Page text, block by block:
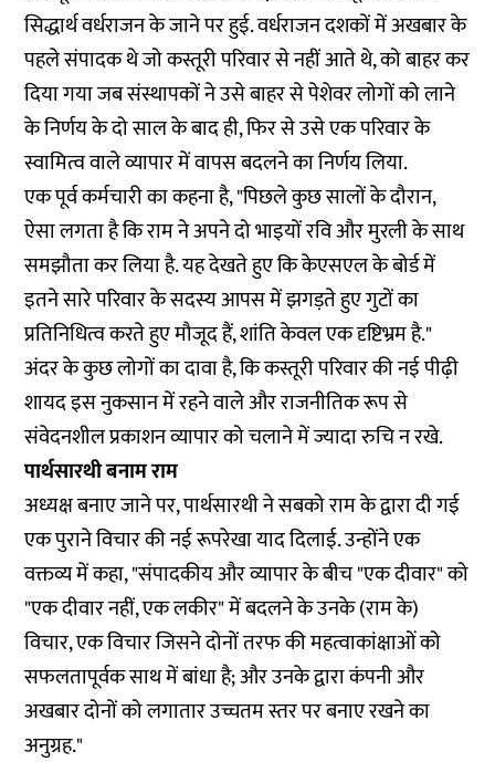
सिद्धार्थ वर्धराजनके जाने पर हुई. वर्धराजन दशकों में अखबार के
पहले संपादक थे जो कस्तूरी परिवार से नहीं आते थे, को बाहर कर
दिया गया जब संस्थापकों ने उसे बाहर से पेशेवर लोगों को लाने
के निर्णय के दो साल के बाद ही, फिर से उसे एक परिवार के
स्वामित्व वाले व्यापार में वापस बदलने का निर्णय लिया.
एक पूर्व कर्मचारी का कहना है, "पिछले कुछ सालों के दौरान,
ऐसा लगता है कि राम ने अपने दो भाइयों रवि और मुरली के साथ
समझौता कर लिया है. यह देखते हुए कि केएसएल के बोर्ड में
इतने सारे परिवार के सदस्य आपस में झगड़ते हुए गुटों का
प्रतिनिधित्व करते हुए मौजूद हैं, शांति केवल एक दृष्टिभ्रम है."
अंदर के कुछ लोगों का दावा है, कि कस्तूरी परिवार की नई पीढ़ी
शायद इस नुकसान में रहने वाले और राजनीतिक रूप से
संवेदनशील प्रकाशन व्यापार को चलाने में ज्यादा रुचि न रखे.
पार्थसारथी बनाम राम
अध्यक्ष बनाए जाने पर, पार्थसारथी ने सबको राम के द्वारा दी गई
एक पुराने विचार की नई रूपरेखा याद दिलाई. उन्होंने एक
वक्तव्य में कहा, "संपादकीय और व्यापार के बीच "एक दीवार" को
"एक दीवार नहीं, एक लकीर" में बदलने के उनके (राम के)
विचार, एक विचार जिसने दोनों तरफ की महत्वाकांक्षाओं को
सफलतापूर्वक साथ में बांधा है; और उनके द्वारा कंपनी और
अखबार दोनों को लगातार उच्चतम स्तर पर बनाए रखने का
अनुग्रह."